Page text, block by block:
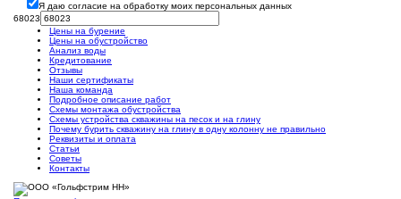
Я даю согласие на обработку моих персональных данных
68023
Цены на бурение
Цены на обустройство
Анализ воды
Кредитование
Отзывы
Наши сертификаты
Наша команда
Подробное описание работ
Схемы монтажа обустройства
Схемы устройства скважины на песок и на глину
Почему бурить скважину на глину в одну колонну не правильно
Реквизиты и оплата
Статьи
Советы
Контакты